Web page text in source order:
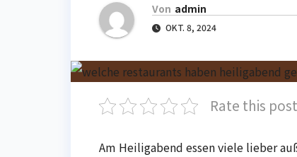
Von admin
OKT. 8, 2024
Rate this post
Am Heiligabend essen viele lieber